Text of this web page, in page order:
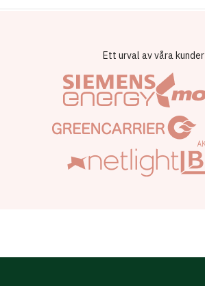
Ett urval av våra kunder